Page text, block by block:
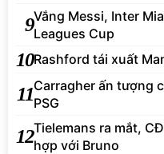
9Vắng Messi, Inter
Leagues Cup
10Rashford tái xuất
11Carragher ấn tượng
PSG
12Tielemans ra mắt,
hợp với Bruno